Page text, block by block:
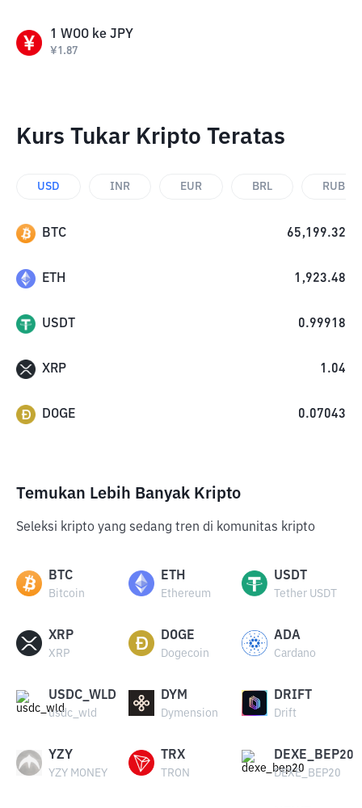
1 WOO ke JPY
¥1.87
Kurs Tukar Kripto Teratas
USD INR EUR BRL RUB
BTC 65,199.32
ETH 1,923.48
USDT 0.99918
XRP 1.04
DOGE 0.07043
Temukan Lebih Banyak Kripto
Seleksi kripto yang sedang tren di komunitas kripto
BTC
Bitcoin
ETH
Ethereum
USDT
Tether USDT
XRP
XRP
DOGE
Dogecoin
ADA
Cardano
USDC_WLD
usdc_wld
DYM
Dymension
DRIFT
Drift
YZY
YZY MONEY
TRX
TRON
DEXE_BEP20
DEXE_BEP20